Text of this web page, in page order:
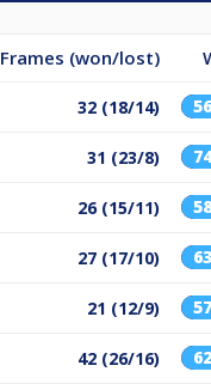
Frames (won/lost)
32 (18/14)
31 (23/8)
26 (15/11)
27 (17/10)
21 (12/9)
42 (26/16)